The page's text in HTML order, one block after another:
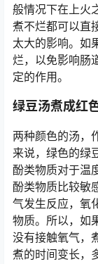
般情况下在上火
煮不烂都可以直
太大的影响。如
烂，以免影响肠
定的作用。
绿豆汤煮成红
两种颜色的汤，
来说，绿色的绿
酚类物质对于温
酚类物质比较敏
气发生反应，氧
物质。所以，如
没有接触氧气，
煮的时间变长，